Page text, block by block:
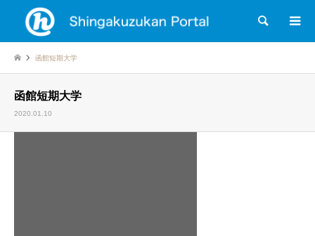
検索
函館短期大学
函館短期大学
2020.01.10